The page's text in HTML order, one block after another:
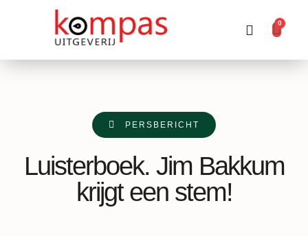
0
PERSBERICHT
Luisterboek. Jim Bakkum
krijgt een stem!